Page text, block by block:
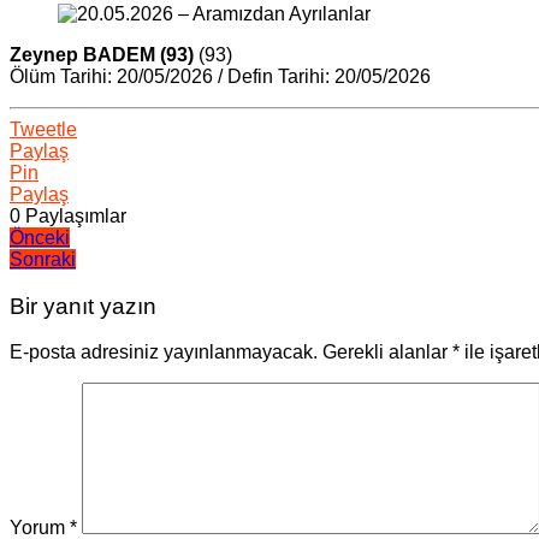
Zeynep BADEM (93) (93)
Ölüm Tarihi: 20/05/2026 / Defin Tarihi: 20/05/2026
Tweetle
Paylaş
Pin
Paylaş
0 Paylaşımlar
Yazı
gezinmesi
Önceki
Sonraki
Bir yanıt yazın
E-posta adresiniz yayınlanmayacak. Gerekli alanlar * ile
Yorum *